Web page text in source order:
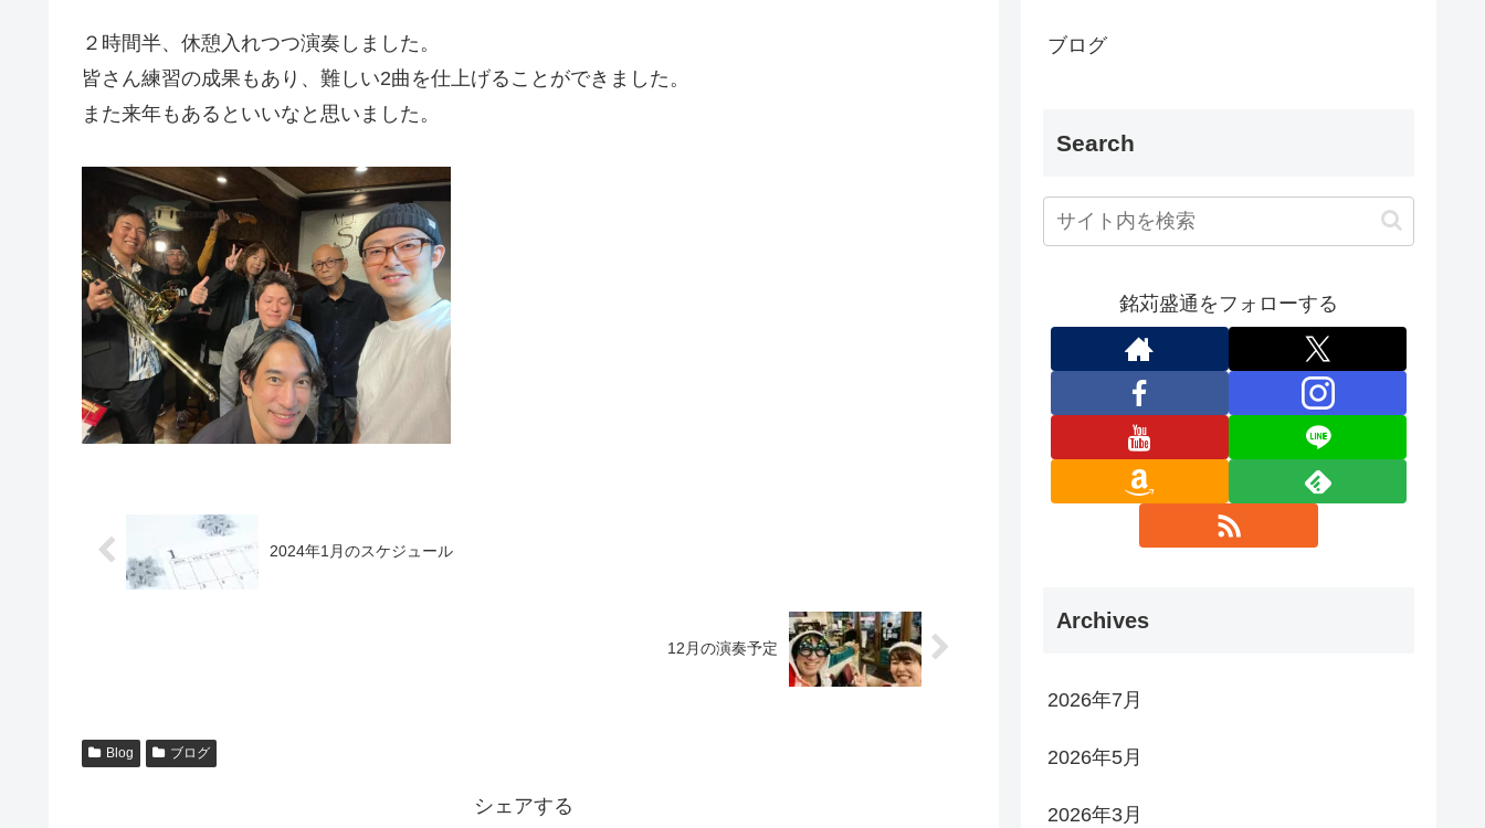
２時間半、休憩入れつつ演奏しました。
皆さん練習の成果もあり、難しい2曲を仕上げることができました。
また来年もあるといいなと思いました。
2024年1月のスケジュール
12月の演奏予定
Blog ブログ
シェアする
ブログ
Search
銘苅盛通をフォローする
Archives
2026年7月
2026年5月
2026年3月